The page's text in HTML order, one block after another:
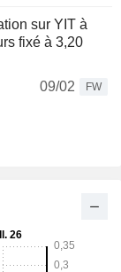
sur YIT à
fixé à 3,20
09/02
FW